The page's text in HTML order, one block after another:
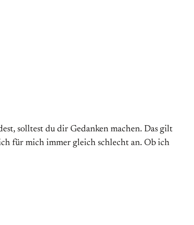
solltest du dir Gedanken machen. Das gilt
für mich immer gleich schlecht an. Ob ich